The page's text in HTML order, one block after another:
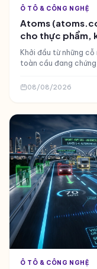
Ô TÔ & CÔNG NGHỆ
Atoms
cho thực phẩm,
Khởi đầu từ những cỗ máy tự
toàn cầu đang
08/08/2026
Ô TÔ & CÔNG NGHỆ